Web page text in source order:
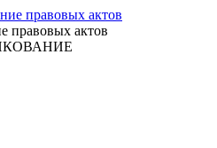
правовых актов